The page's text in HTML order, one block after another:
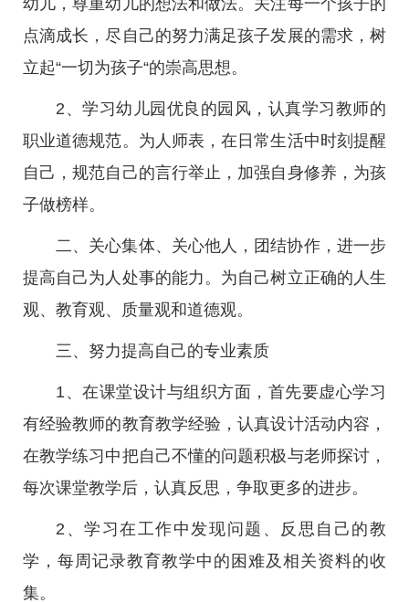
幼儿，尊重幼儿的想法和做法。关注每一个孩子的
点滴成长，尽自己的努力满足孩子发展的需求，树
立起“一切为孩子“的崇高思想。
2、学习幼儿园优良的园风，认真学习教师的
职业道德规范。为人师表，在日常生活中时刻提醒
自己，规范自己的言行举止，加强自身修养，为孩
子做榜样。
二、关心集体、关心他人，团结协作，进一步
提高自己为人处事的能力。为自己树立正确的人生
观、教育观、质量观和道德观。
三、努力提高自己的专业素质
1、在课堂设计与组织方面，首先要虚心学习
有经验教师的教育教学经验，认真设计活动内容，
在教学练习中把自己不懂的问题积极与老师探讨，
每次课堂教学后，认真反思，争取更多的进步。
2、学习在工作中发现问题、反思自己的教
学，每周记录教育教学中的困难及相关资料的收
集。